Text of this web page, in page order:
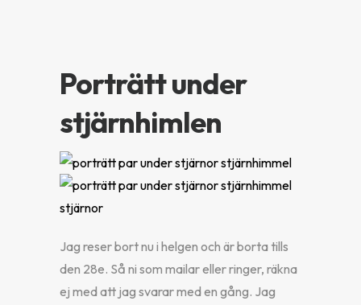
Porträtt under
stjärnhimlen
Jag reser bort nu i helgen och är borta tills
den 28e. Så ni som mailar eller ringer, räkna
ej med att jag svarar med en gång. Jag